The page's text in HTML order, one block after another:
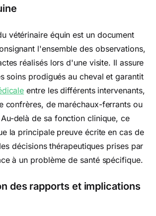
vétérinaire équin est un document
l'ensemble des observations,
réalisés lors d'une visite. Il assure
soins prodigués au cheval et garantit
entre les différents intervenants,
confrères, de maréchaux-ferrants ou
delà de sa fonction clinique, ce
la principale preuve écrite en cas de
décisions thérapeutiques prises par
à un problème de santé spécifique.
des rapports et implications